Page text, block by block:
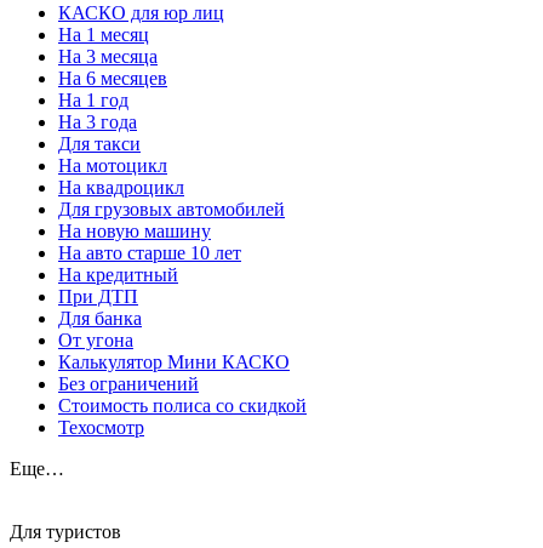
КАСКО для юр лиц
На 1 месяц
На 3 месяца
На 6 месяцев
На 1 год
На 3 года
Для такси
На мотоцикл
На квадроцикл
Для грузовых автомобилей
На новую машину
На авто старше 10 лет
На кредитный
При ДТП
Для банка
От угона
Калькулятор Мини КАСКО
Без ограничений
Стоимость полиса со скидкой
Техосмотр
Еще…
Для туристов